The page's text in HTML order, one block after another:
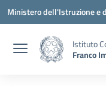
Vai ai contenuti
Vai al menu di navigazione
Vai al footer
Ministero dell'Istruzione e
Istituto
Franco